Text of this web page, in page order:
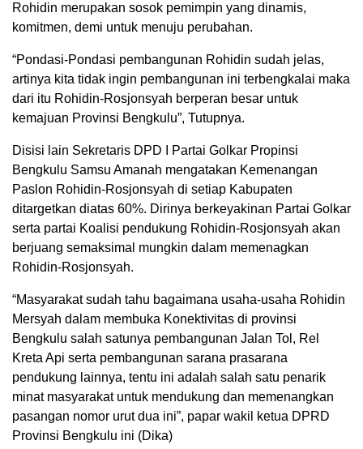
Rohidin merupakan sosok pemimpin yang dinamis,
komitmen, demi untuk menuju perubahan.
“Pondasi-Pondasi pembangunan Rohidin sudah jelas,
artinya kita tidak ingin pembangunan ini terbengkalai maka
dari itu Rohidin-Rosjonsyah berperan besar untuk
kemajuan Provinsi Bengkulu”, Tutupnya.
Disisi lain Sekretaris DPD I Partai Golkar Propinsi
Bengkulu Samsu Amanah mengatakan Kemenangan
Paslon Rohidin-Rosjonsyah di setiap Kabupaten
ditargetkan diatas 60%. Dirinya berkeyakinan Partai Golkar
serta partai Koalisi pendukung Rohidin-Rosjonsyah akan
berjuang semaksimal mungkin dalam memenagkan
Rohidin-Rosjonsyah.
“Masyarakat sudah tahu bagaimana usaha-usaha Rohidin
Mersyah dalam membuka Konektivitas di provinsi
Bengkulu salah satunya pembangunan Jalan Tol, Rel
Kreta Api serta pembangunan sarana prasarana
pendukung lainnya, tentu ini adalah salah satu penarik
minat masyarakat untuk mendukung dan memenangkan
pasangan nomor urut dua ini”, papar wakil ketua DPRD
Provinsi Bengkulu ini (Dika)